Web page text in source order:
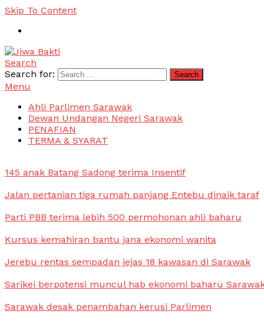
Skip To Content
Jiwa Bakti
Suara PBB Sarawak
Search
Search for:
Menu
Ahli Parlimen Sarawak
Dewan Undangan Negeri Sarawak
PENAFIAN
TERMA & SYARAT
145 anak Batang Sadong terima Insentif
Jalan pertanian tiga rumah panjang Entebu dinaik taraf
Parti PBB terima lebih 500 permohonan ahli baharu
Kursus kemahiran bantu jana ekonomi wanita
Jerebu rentas sempadan jejas 18 kawasan di Sarawak
Sarikei berpotensi muncul hab ekonomi baharu
Sarawak desak penambahan kerusi Parlimen